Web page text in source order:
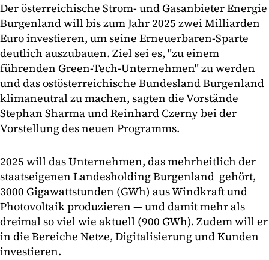
Der österreichische Strom- und Gasanbieter Energie
Burgenland will bis zum Jahr 2025 zwei Milliarden
Euro investieren, um seine Erneuerbaren-Sparte
deutlich auszubauen. Ziel sei es, "zu einem
führenden Green-Tech-Unternehmen" zu werden
und das ostösterreichische Bundesland Burgenland
klimaneutral zu machen, sagten die Vorstände
Stephan Sharma und Reinhard Czerny bei der
Vorstellung des neuen Programms.
2025 will das Unternehmen, das mehrheitlich der
staatseigenen Landesholding Burgenland gehört,
3000 Gigawattstunden (GWh) aus Windkraft und
Photovoltaik produzieren — und damit mehr als
dreimal so viel wie aktuell (900 GWh). Zudem will er
in die Bereiche Netze, Digitalisierung und Kunden
investieren.